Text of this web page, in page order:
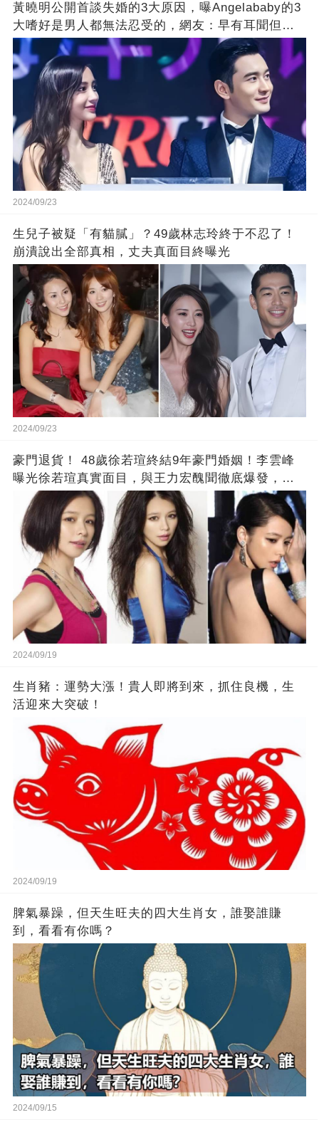
黃曉明公開首談失婚的3大原因，曝Angelababy的3
大嗜好是男人都無法忍受的，網友：早有耳聞但想
不到那麼嚴重！
2024/09/23
生兒子被疑「有貓膩」？49歲林志玲終于不忍了！
崩潰說出全部真相，丈夫真面目終曝光
2024/09/23
豪門退貨！ 48歲徐若瑄終結9年豪門婚姻！李雲峰
曝光徐若瑄真實面目，與王力宏醜聞徹底爆發，原
來李靚蕾說的都是真的 ！
2024/09/19
生肖豬：運勢大漲！貴人即將到來，抓住良機，生
活迎來大突破！
2024/09/19
脾氣暴躁，但天生旺夫的四大生肖女，誰娶誰賺
到，看看有你嗎？
2024/09/15